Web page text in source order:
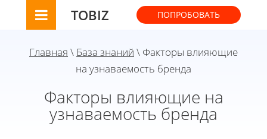
TOBIZ ПОПРОБОВАТЬ
Главная \ База знаний \ Факторы влияющие
на узнаваемость бренда
Факторы влияющие на
узнаваемость бренда